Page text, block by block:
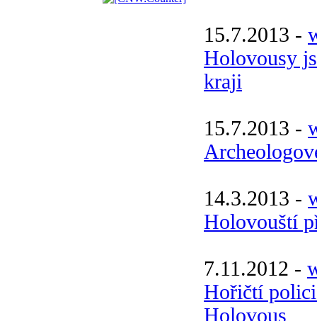
15.7.2013 -
Holovousy
kraji
15.7.2013 -
14.3.2013 -
Holovouští
7.11.2012 -
Hořičtí
Holovous